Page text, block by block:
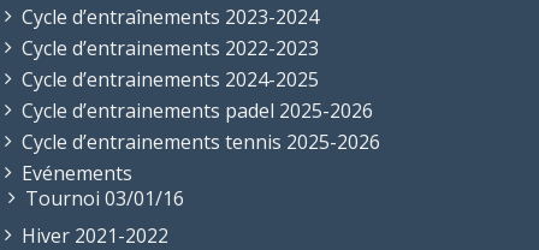
Cycle d’entraînements 2023-2024
Cycle d’entrainements 2022-2023
Cycle d’entrainements 2024-2025
Cycle d’entrainements padel 2025-2026
Cycle d’entrainements tennis 2025-2026
Evénements
Tournoi 03/01/16
Hiver 2021-2022